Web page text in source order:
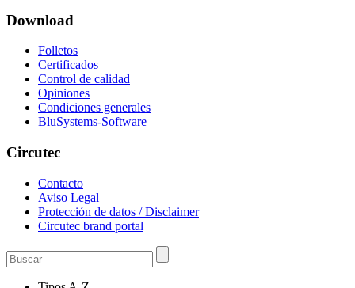
Download
Folletos
Certificados
Control de calidad
Opiniones
Condiciones generales
BluSystems-Software
Circutec
Contacto
Aviso Legal
Protección de datos / Disclaimer
Circutec brand portal